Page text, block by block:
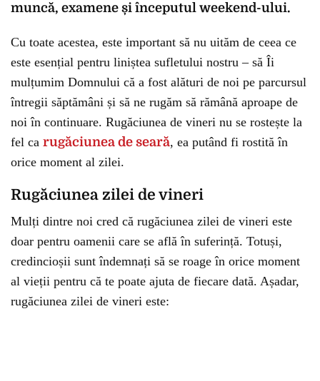
muncă, examene și începutul weekend-ului.
Cu toate acestea, este important să nu uităm de ceea ce
este esențial pentru liniștea sufletului nostru – să Îi
mulțumim Domnului că a fost alături de noi pe parcursul
întregii săptămâni și să ne rugăm să rămână aproape de
noi în continuare. Rugăciunea de vineri nu se rostește la
fel ca rugăciunea de seară, ea putând fi rostită în
orice moment al zilei.
Rugăciunea zilei de vineri
Mulți dintre noi cred că rugăciunea zilei de vineri este
doar pentru oamenii care se află în suferință. Totuși,
credincioșii sunt îndemnați să se roage în orice moment
al vieții pentru că te poate ajuta de fiecare dată. Așadar,
rugăciunea zilei de vineri este: